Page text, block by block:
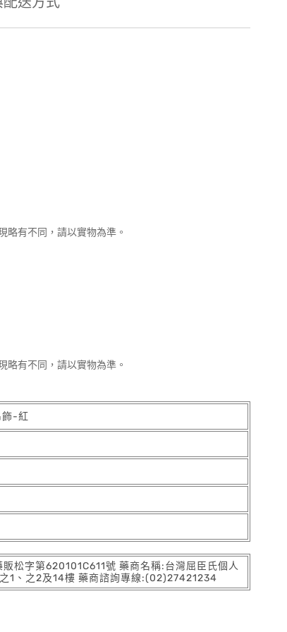
略有不同，請以實物為準。
略有不同，請以實物為準。
飾-紅
松字第620101C611號 藥商名稱:台灣屈臣氏個人
1、之2及14樓 藥商諮詢專線:(02)27421234